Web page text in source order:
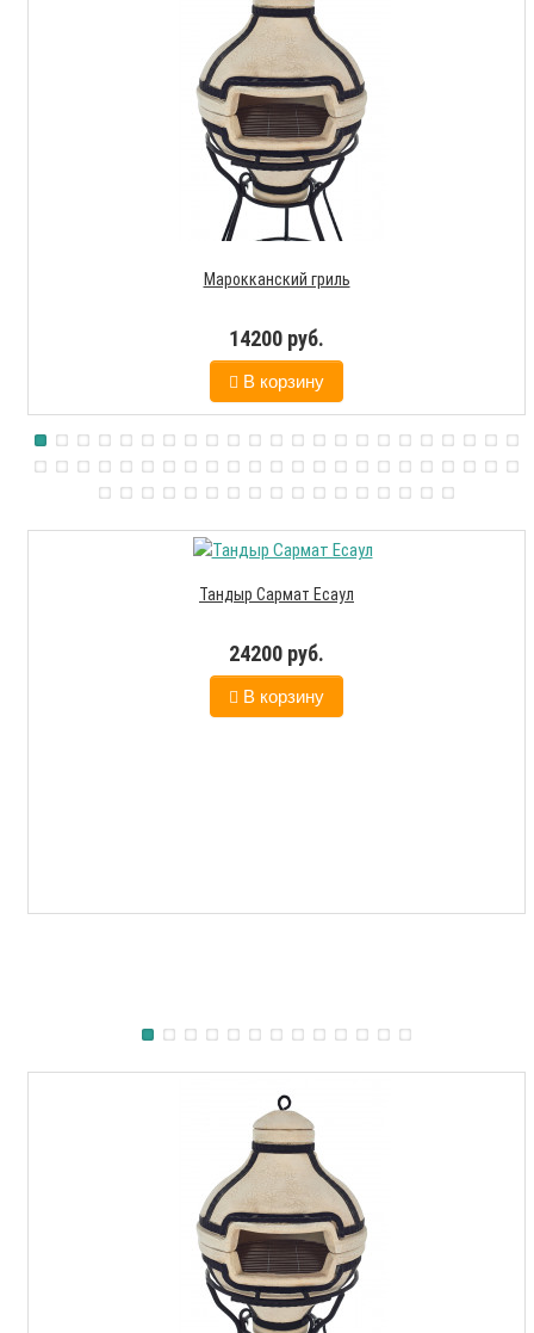
Марокканский гриль
14200 руб.
В корзину
Тандыр Сармат Есаул
24200 руб.
В корзину